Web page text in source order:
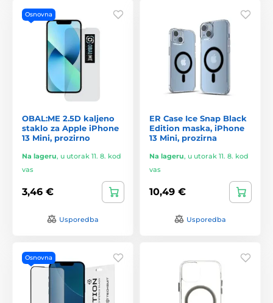
Osnovna
OBAL:ME 2.5D kaljeno
staklo za Apple iPhone
13 Mini, prozirno
Na lageru, u utorak 11. 8. kod
vas
3,46 €
Usporedba
ER Case Ice Snap Black
Edition maska, iPhone
13 Mini, prozirna
Na lageru, u utorak 11. 8. kod
vas
10,49 €
Usporedba
Osnovna